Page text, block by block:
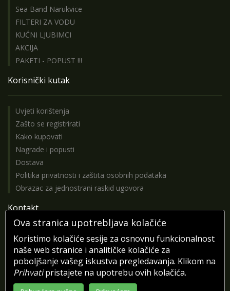
Sea Band Narukvice
FILTERI ZA VODU
KUĆNI LJUBIMCI
AKCIJA
PAKETI - POPUST !!!
Korisnički kutak
Uvjeti korištenja
Zašto se registrirati
Kako kupovati
Nagrade i popusti
Dostava
Politika privatnosti i zaštita osobnih podataka
Obrazac za jednostrani raskid ugovora
Kontakt
Pošaljite nam poruku
Pratite nas na Facebooku
Telefonske informacije i narudžbe pon-pet
Ova stranica upotrebljava kolačiće
Koristimo kolačiće sesije za osnovnu funkcionalnost
naše web stranice i analitičke kolačiće za
poboljšanje vašeg iskustva pregledavanja. Klikom na
Prihvatipristajete na upotrebu ovih kolačića.